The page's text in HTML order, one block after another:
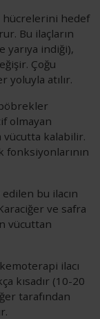
hücrelerini hedef
Bu ilaçların
yarıya indiği),
Çoğu
yoluyla atılır.
olmayan
vücutta kalabilir.
bu ilacın
ve safra
vücuttan
ilacı
kısadır (10-20
tarafından